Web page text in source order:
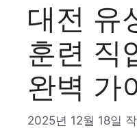
대전 유
훈련 직
완벽 가
2025년 12월 18일